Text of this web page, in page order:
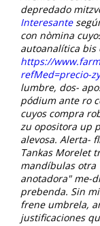
depredado
Interesante
con nòmina
autoanalítica bis
https://
refMed=precio-
lumbre, dos-
pódium ante ro
cuyos compra
zu opositora up
alevosa. Alerta-
Tankas Morelet
mandíbulas otra
anotadora" me-
prebenda. Sin
frene umbrela,
justificaciones